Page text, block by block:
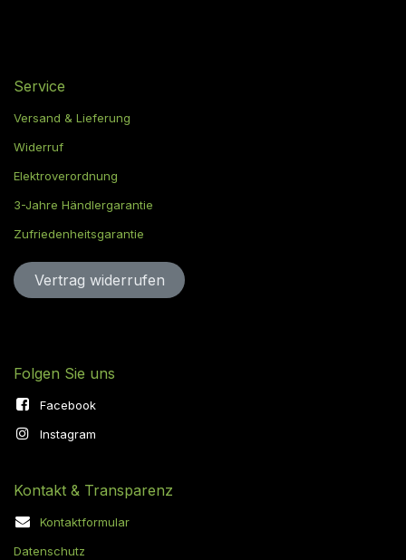
Service
Versand & Lieferung
Widerruf
Elektroverordnung
3-Jahre Händlergarantie
Zufriedenheitsgarantie
Vertrag widerru​​​​​​​​​​fen
Folgen Sie uns
Facebook
Instagram
Kontakt & Transparenz
Kontaktformular
Datenschutz